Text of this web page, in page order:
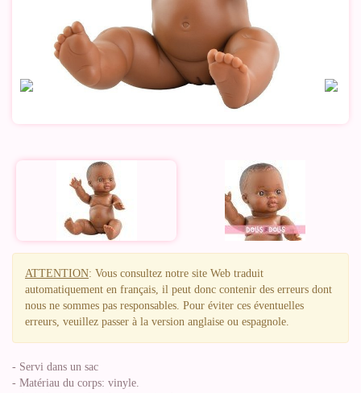
ATTENTION: Vous consultez notre site Web traduit
automatiquement en français, il peut donc contenir des erreurs dont
nous ne sommes pas responsables. Pour éviter ces éventuelles
erreurs, veuillez passer à la version anglaise ou espagnole.
- Servi dans un sac
- Matériau du corps: vinyle.